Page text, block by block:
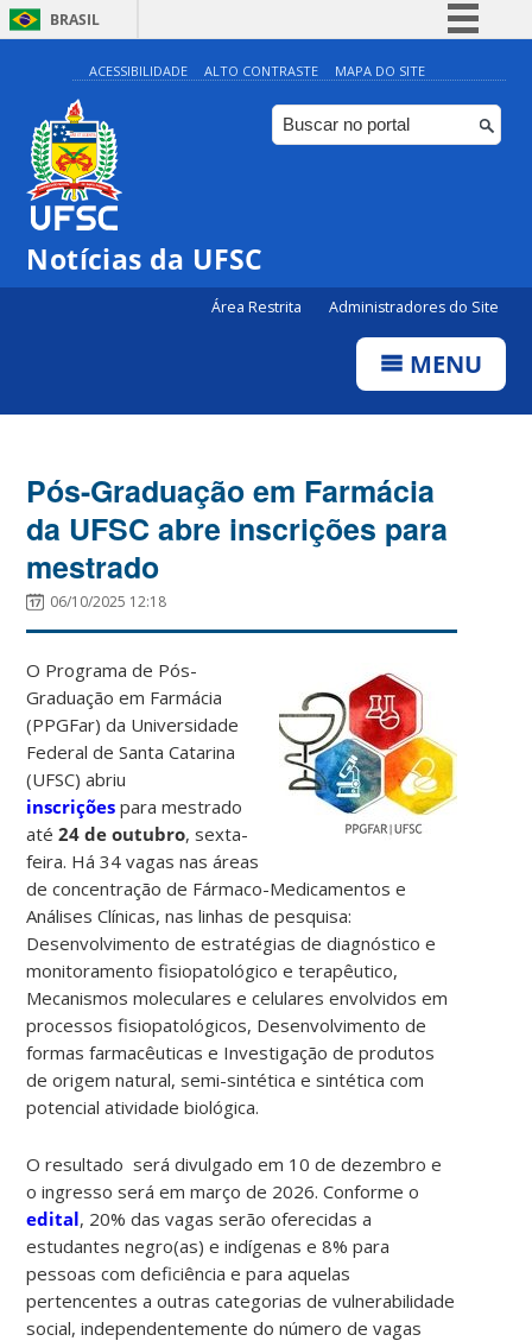
BRASIL
Simplifique!
Comunica BR
Participe
ACESSIBILIDADE ALTO CONTRASTE MAPA DO SITE
Notícias da UFSC
Área Restrita Administradores do Site
MENU
Pós-Graduação em Farmácia
da UFSC abre inscrições para
mestrado
06/10/2025 12:18
O Programa de Pós-
Graduação em Farmácia
(PPGFar) da Universidade
Federal de Santa Catarina
(UFSC) abriu
inscrições para mestrado
até24 de outubro, sexta-
feira. Há 34 vagas nas áreas
de concentração de Fármaco-Medicamentos e
Análises Clínicas, nas linhas de pesquisa:
Desenvolvimento de estratégias de diagnóstico e
monitoramento fisiopatológico e terapêutico,
Mecanismos moleculares e celulares envolvidos em
processos fisiopatológicos, Desenvolvimento de
formas farmacêuticas e Investigação de produtos
de origem natural, semi-sintética e sintética com
potencial atividade biológica.
O resultado será divulgado em 10 de dezembro e
o ingresso será em março de 2026. Conforme o
edital, 20% das vagas serão oferecidas a
estudantes negro(as) e indígenas e 8% para
pessoas com deficiência e para aquelas
pertencentes a outras categorias de vulnerabilidade
social, independentemente do número de vagas